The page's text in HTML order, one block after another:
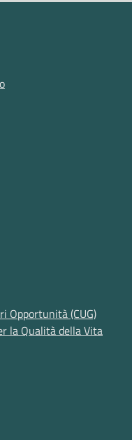
Opportunità (CUG)
la Qualità della Vita